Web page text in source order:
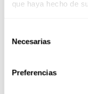
que haya hecho de
Necesarias
Preferencias
Hasta 5 personas
cama nido